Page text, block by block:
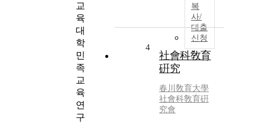
교
육
대
학
민
족
교
육
연
구
복
사/
대출
신청
4
社會科敎育
硏究
春川敎育大學
社會科敎育硏
究會